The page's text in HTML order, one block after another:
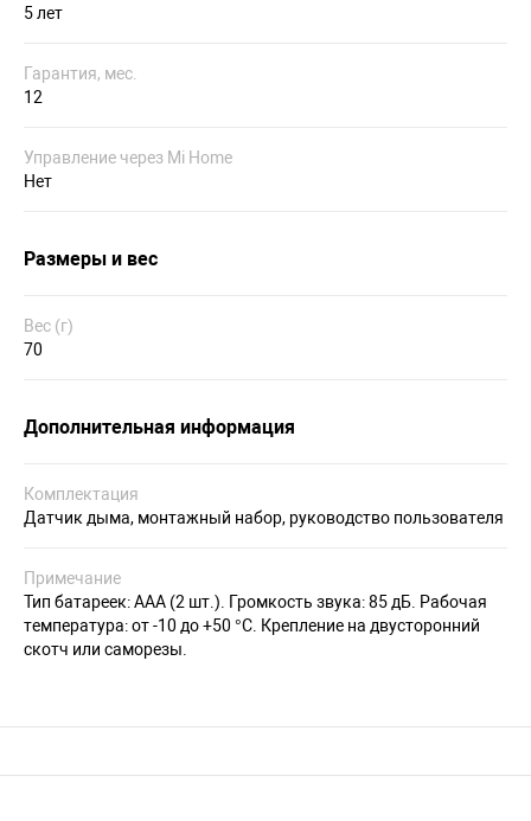
5 лет
Гарантия, мес.
12
Управление через Mi Home
Нет
Размеры и вес
Вес (г)
70
Дополнительная информация
Комплектация
Датчик дыма, монтажный набор, руководство пользователя
Примечание
Тип батареек: ААА (2 шт.). Громкость звука: 85 дБ. Рабочая
температура: от -10 до +50 °С. Крепление на двусторонний
скотч или саморезы.